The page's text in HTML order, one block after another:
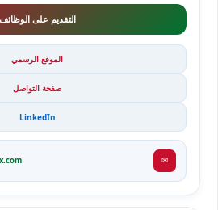
التقديم على الوظائف
الموقع الرسمي
صفحة التواصل
LinkedIn
✉